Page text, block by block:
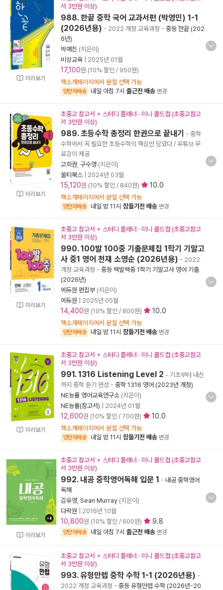
미리보기
서 3만원 이상)
988. 한끝 중학 국어 교과서편 (박영민) 1-1
(2026년용) - 2022 개정 교육과정 - 중등 한끝 (202
6년)
박예진 (지은이)
비상교육
2025년 01월
17,100원 (10% 할인 / 950원)
책소개페이지에서 분철 선택 가능
양탄자배송 내일 아침 7시 출근전 배송 변경
미리보기
초중고 참고서 + 스터디 플래너 · 미니 콜드컵 (초중고참고
서 3만원 이상)
989. 초등수학 총정리 한권으로 끝내기
- 중학
수학에서 꼭 필요한 초등수학의 핵심만 담았다 / 유튜브 무
료강의 제공
고희권 구수영 (지은이)
쏠티북스
2024년 03월
15,120원 (10% 할인 / 840원) 10.0
책소개페이지에서 분철 선택 가능
양탄자배송 내일 밤 11시 잠들기전 배송 변경
미리보기
초중고 참고서 + 스터디 플래너 · 미니 콜드컵 (초중고참고
서 3만원 이상)
990. 100발 100중 기출문제집 1학기 기말고
사 중1 영어 천재 소영순 (2026년용) - 2022
개정 교육과정 - 중등 백발백중 1학기 기말고사 영어 기출
(2026년)
에듀원 편집부 (지은이)
에듀원
2025년 05월
14,400원 (10% 할인 / 800원) 10.0
책소개페이지에서 분철 선택 가능
양탄자배송 내일 밤 11시 잠들기전 배송 변경
미리보기
초중고 참고서 + 스터디 플래너 · 미니 콜드컵 (초중고참고
서 3만원 이상)
991. 1316 Listening Level 2 - 기초부터 내신
까지 중학 듣기 완성 - 중학 1316 영어 (2023년 개정)
NE능률 영어교육연구소 (지은이)
NE능률(참고서)
2024년 01월
12,600원 (10% 할인 / 700원) 10.0
책소개페이지에서 분철 선택 가능
양탄자배송 내일 밤 11시 잠들기전 배송 변경
미리보기
초중고 참고서 + 스터디 플래너 · 미니 콜드컵 (초중고참고
서 3만원 이상)
992. 내공 중학영어독해 입문 1 - 내공 중학영어
독해
김유영 Sean Murray (지은이)
다락원
2016년 10월
10,800원 (10% 할인 / 600원) 9.8
양탄자배송 내일 아침 7시 출근전 배송 변경
초중고 참고서 + 스터디 플래너 · 미니 콜드컵 (초중고참고
서 3만원 이상)
993. 유형만렙 중학 수학 1-1 (2026년용) -
2022 개정 교육과정 - 중등 유형만렙 수학 (2026년-20